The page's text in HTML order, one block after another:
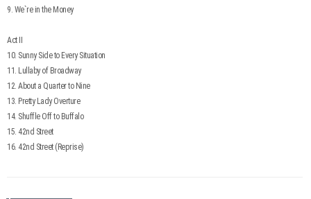
9. We`re in the Money
Act II
10. Sunny Side to Every Situation
11. Lullaby of Broadway
12. About a Quarter to Nine
13. Pretty Lady Overture
14. Shuffle Off to Buffalo
15. 42nd Street
16. 42nd Street (Reprise)